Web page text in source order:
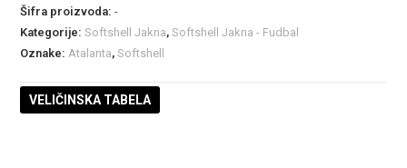
Šifra proizvoda:-
Kategorije:Softshell Jakna,Softshell Jakna - Fudbal
Oznake: Atalanta,Softshell
VELIČINSKA TABELA